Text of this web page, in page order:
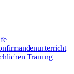
Trauung